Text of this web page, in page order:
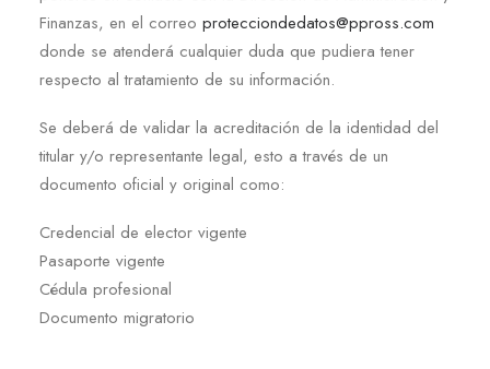
Finanzas, en el correo protecciondedatos@ppross.com
donde se atenderá cualquier duda que pudiera tener
respecto al tratamiento de su información.
Se deberá de validar la acreditación de la identidad del
titular y/o representante legal, esto a través de un
documento oficial y original como:
Credencial de elector vigente
Pasaporte vigente
Cédula profesional
Documento migratorio